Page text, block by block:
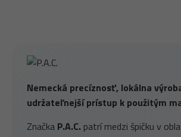
Nemecká precíznosť, lokálna
udržateľnejší prístup k použitým
Značka P.A.C. patrí medzi špičku v